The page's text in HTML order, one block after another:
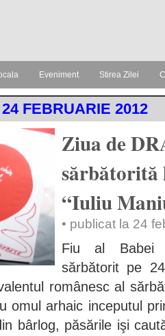
Eveniment Stirea Zilei
FEBRUARIE 2012
Ziua de
sărbătorită
“Iuliu
• publicat la 24
Fiu al Babei
sărbătorit pe
românesc al
omul arhaic inceputul
bârlog, păsările işi